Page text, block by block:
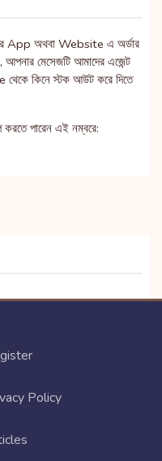
App অথবা Website এ অর্ডার
আপনার মেসেজটি আমাদের এজেন্ট
কিনে স্টক আউট করে দিতে
করতে পারেন এই নম্বরে:
Policy